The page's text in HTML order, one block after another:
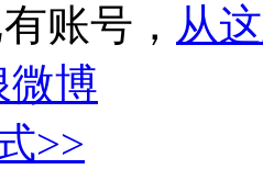
账号， 从
微博
>>